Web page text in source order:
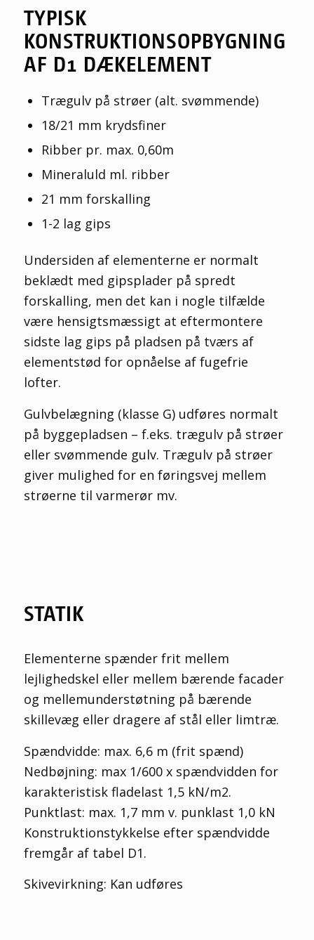
TYPISK
KONSTRUKTIONSOPBYGNING
AF D1 DÆKELEMENT
Trægulv på strøer (alt. svømmende)
18/21 mm krydsfiner
Ribber pr. max. 0,60m
Mineraluld ml. ribber
21 mm forskalling
1-2 lag gips
Undersiden af elementerne er normalt
beklædt med gipsplader på spredt
forskalling, men det kan i nogle tilfælde
være hensigtsmæssigt at eftermontere
sidste lag gips på pladsen på tværs af
elementstød for opnåelse af fugefrie
lofter.
Gulvbelægning (klasse G) udføres normalt
på byggepladsen – f.eks. trægulv på strøer
eller svømmende gulv. Trægulv på strøer
giver mulighed for en føringsvej mellem
strøerne til varmerør mv.
STATIK
Elementerne spænder frit mellem
lejlighedskel eller mellem bærende facader
og mellemunderstøtning på bærende
skillevæg eller dragere af stål eller limtræ.
Spændvidde: max. 6,6 m (frit spænd)
Nedbøjning: max 1/600 x spændvidden for
karakteristisk fladelast 1,5 kN/m2.
Punktlast: max. 1,7 mm v. punklast 1,0 kN
Konstruktionstykkelse efter spændvidde
fremgår af tabel D1.
Skivevirkning: Kan udføres